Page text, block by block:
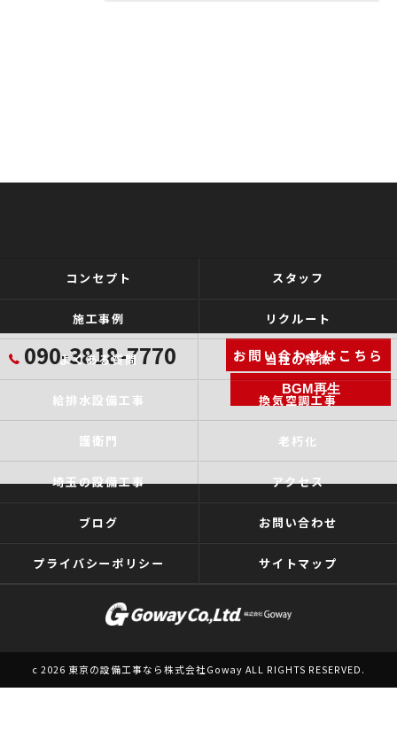
090-3818-7770 お問い合わせはこちら
BGM再生
コンセプト スタッフ
施工事例 リクルート
よくある質問 当社の特徴
給排水設備工事 換気空調工事
護衛門 老朽化
埼玉の設備工事 アクセス
ブログ お問い合わせ
プライバシーポリシー サイトマップ
c 2026 東京の設備工事なら株式会社Goway ALL RIGHTS RESERVED.